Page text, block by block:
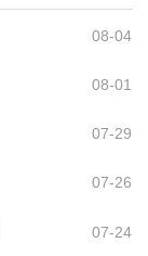
08-04
08-01
07-29
07-26
07-24